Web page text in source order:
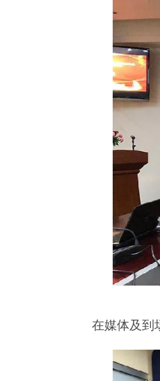
在媒体及到场